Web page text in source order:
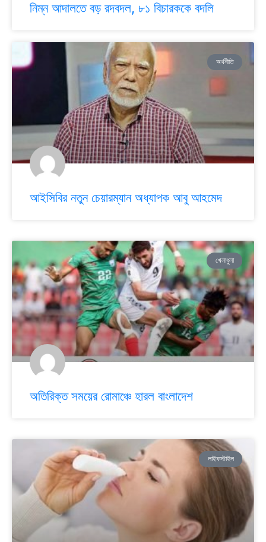
নিম্ন আদালতে বড় রদবদল, ৮১ বিচারককে বদলি
অর্থনীতি
আইসিবির নতুন চেয়ারম্যান অধ্যাপক আবু আহমেদ
খেলাধুলা
অতিরিক্ত সময়ের রোমাঞ্চে হারল বাংলাদেশ
লাইফস্টাইল